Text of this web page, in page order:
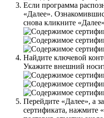
Если программа
«Далее».
снова кликните
Найдите ключевой
Укажите внешний
Перейдите «Далее», а
сертификата, нажмите